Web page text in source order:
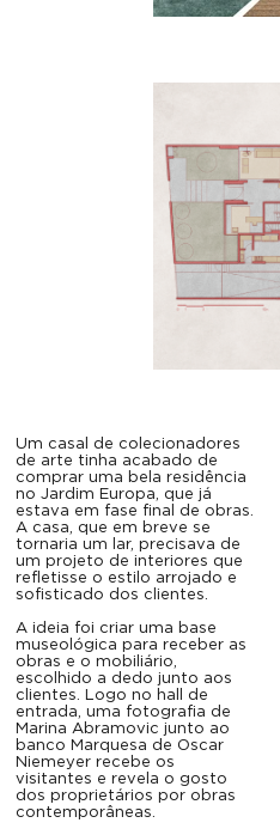
Um casal de colecionadores
de arte tinha acabado de
comprar uma bela residência
no Jardim Europa, que já
estava em fase final de obras.
A casa, que em breve se
tornaria um lar, precisava de
um projeto de interiores que
refletisse o estilo arrojado e
sofisticado dos clientes.
A ideia foi criar uma base
museológica para receber as
obras e o mobiliário,
escolhido a dedo junto aos
clientes. Logo no hall de
entrada, uma fotografia de
Marina Abramovic junto ao
banco Marquesa de Oscar
Niemeyer recebe os
visitantes e revela o gosto
dos proprietários por obras
contemporâneas.